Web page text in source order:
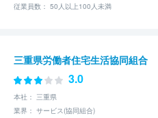
従業員数： 50人以上100人未満
三重県労働者住宅生活協同組合
3.0
本社： 三重県
業界： サービス(協同組合)